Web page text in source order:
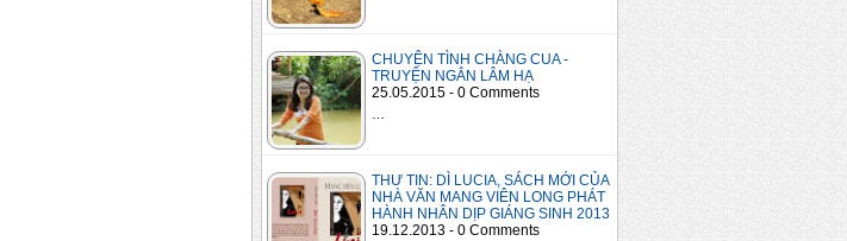
CHUYỆN TÌNH CHÀNG CUA -
TRUYỆN NGẮN LÂM HẠ
25.05.2015 - 0 Comments
THƯ TIN: DÌ LUCIA, SÁCH MỚI CỦA
NHÀ VĂN MANG VIÊN LONG PHÁT
HÀNH NHÂN DỊP GIÁNG SINH 2013
19.12.2013 - 0 Comments